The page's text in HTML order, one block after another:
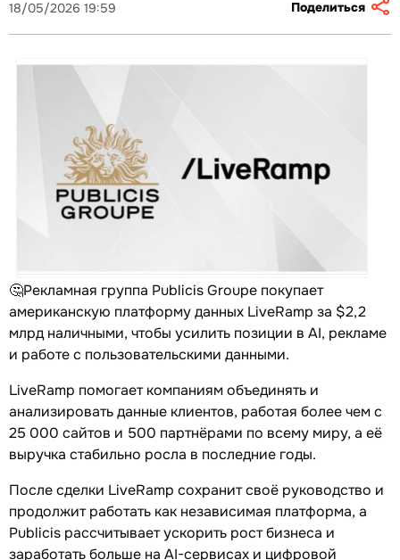
18/05/2026 19:59 Поделиться
🤔Рекламная группа Publicis Groupe покупает
американскую платформу данных LiveRamp за $2,2
млрд наличными, чтобы усилить позиции в AI, рекламе
и работе с пользовательскими данными.
LiveRamp помогает компаниям объединять и
анализировать данные клиентов, работая более чем с
25 000 сайтов и 500 партнёрами по всему миру, а её
выручка стабильно росла в последние годы.
После сделки LiveRamp сохранит своё руководство и
продолжит работать как независимая платформа, а
Publicis рассчитывает ускорить рост бизнеса и
заработать больше на AI-сервисах и цифровой